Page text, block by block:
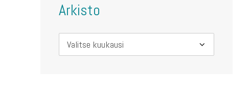
Arkisto
Arkisto